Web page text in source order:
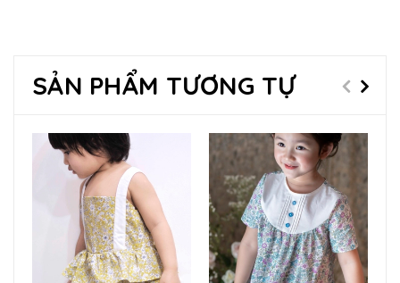
SẢN PHẨM TƯƠNG TỰ